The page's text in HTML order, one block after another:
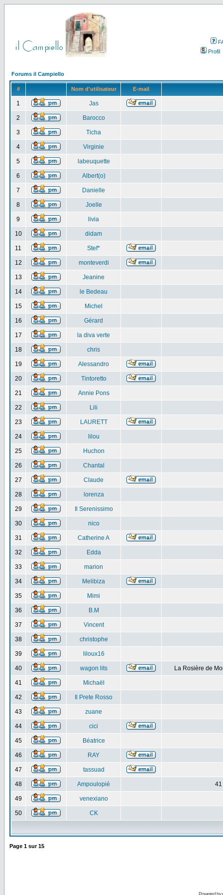
Profil
Forums il Campiello
# Nom d'utilisateur E-mail
1 Jas
2 Barocco
3 Ticha
4 Virginie
5 labeuquette
6 Albert(o)
7 Danielle
8 Joelle
9 livia
10 didam
11 Stef*
12 monteverdi
13 Jeanine
14 le Bedeau
15 Michel
16 Gérard
17 la diva verte
18 chris
19 Alessandro
20 Tintoretto
21 Annie Pons
22 Lili
23 LAURETT
24 lilou
25 Huchon
26 Chantal
27 Claude
28 lorenza
29 Il Serenissimo
30 nico
31 Catherine A
32 Edda
33 marion
34 Melibiza
35 Mimi
36 B.M
37 Vincent
38 christophe
39 liloux16
40 wagon lits La Rosière de
41 Michaël
42 Il Prete Rosso
43 zuane
44 cici
45 Béatrice
46 RAY
47 tassuad
48 Ampoulopié 41
49 venexiano
50 CK
Page 1 sur15
Powered by